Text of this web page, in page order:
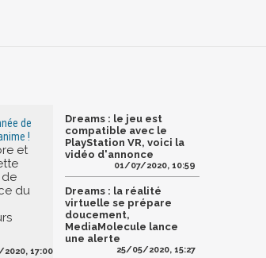
de
!
et
du
17:00
Dreams : le jeu est
compatible avec le
PlayStation VR, voici la
vidéo d'annonce
01/07/2020, 10:59
Dreams : la réalité
virtuelle se prépare
doucement,
MediaMolecule lance
une alerte
25/05/2020, 15:27